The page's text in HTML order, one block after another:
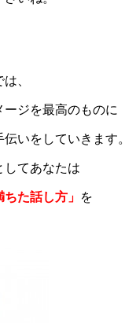
、
ジを最高のものに
いをしていきます。
してあなたは
た話し方」 を